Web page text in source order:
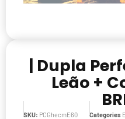
| Dupla
Leão +
SKU: PCGhecmE60 Categories